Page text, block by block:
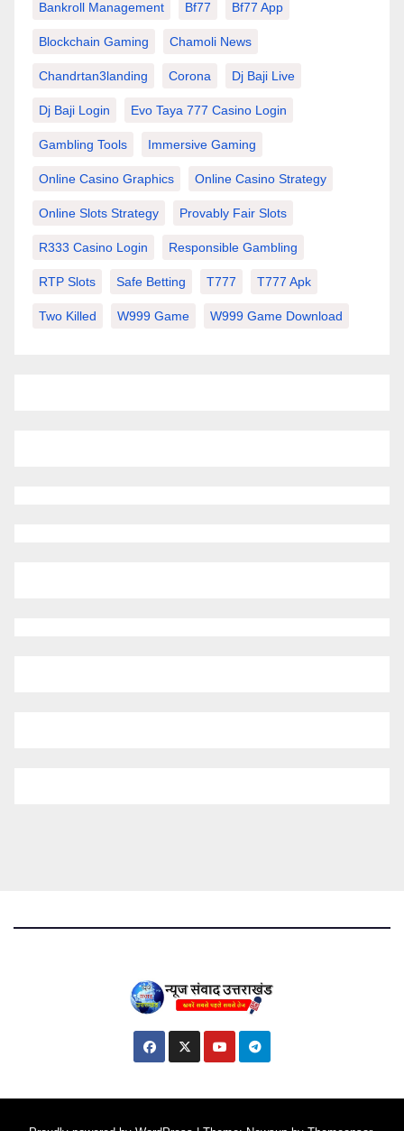
Bankroll Management Bf77 Bf77 App
Blockchain Gaming Chamoli News
Chandrtan3landing Corona Dj Baji Live
Dj Baji Login Evo Taya 777 Casino Login
Gambling Tools Immersive Gaming
Online Casino Graphics Online Casino Strategy
Online Slots Strategy Provably Fair Slots
R333 Casino Login Responsible Gambling
RTP Slots Safe Betting T777 T777 Apk
Two Killed W999 Game W999 Game Download